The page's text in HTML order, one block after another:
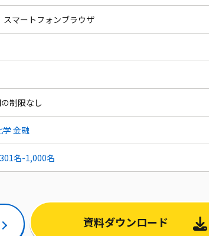
マートフォンブラウザ
制限なし
学 金融
301名-1,000名
資料ダウンロード